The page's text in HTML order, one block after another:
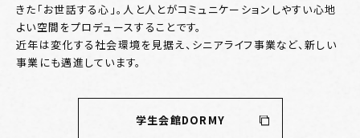
きた「お世話する心」。人と人とがコミュニケーションしやすい心地
よい空間をプロデュースすることです。
近年は変化する社会環境を見据え、シニアライフ事業など、新しい
事業にも邁進しています。
学生会館DORMY